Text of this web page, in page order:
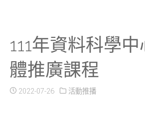
111年資料科學
體推廣課程
2022-07-26 活動推播